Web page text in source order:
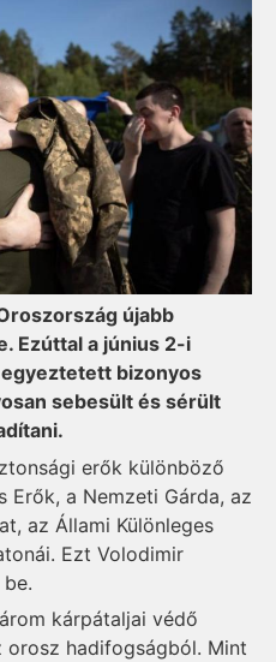
újabb
Ezúttal a június 2-i
bizonyos
sebesült és sérült
erők különböző
Erők, a Nemzeti Gárda, az
az Állami Különleges
Ezt Volodimir
kárpátaljai védő
orosz hadifogságból. Mint